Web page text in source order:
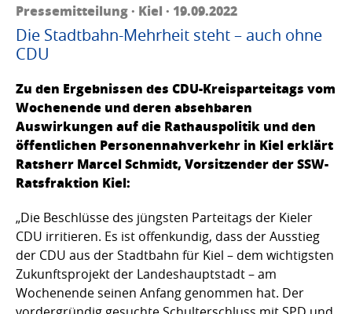
Pressemitteilung · Kiel · 19.09.2022
Die Stadtbahn-Mehrheit steht – auch ohne
CDU
Zu den Ergebnissen des CDU-Kreisparteitags vom
Wochenende und deren absehbaren
Auswirkungen auf die Rathauspolitik und den
öffentlichen Personennahverkehr in Kiel erklärt
Ratsherr Marcel Schmidt, Vorsitzender der SSW-
Ratsfraktion Kiel:
„Die Beschlüsse des jüngsten Parteitags der Kieler
CDU irritieren. Es ist offenkundig, dass der Ausstieg
der CDU aus der Stadtbahn für Kiel – dem wichtigsten
Zukunftsprojekt der Landeshauptstadt – am
Wochenende seinen Anfang genommen hat. Der